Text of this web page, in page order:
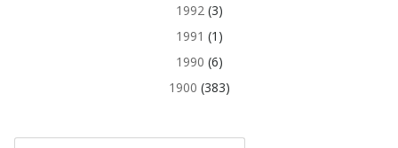
1992 (3)
1991 (1)
1990 (6)
1900 (383)